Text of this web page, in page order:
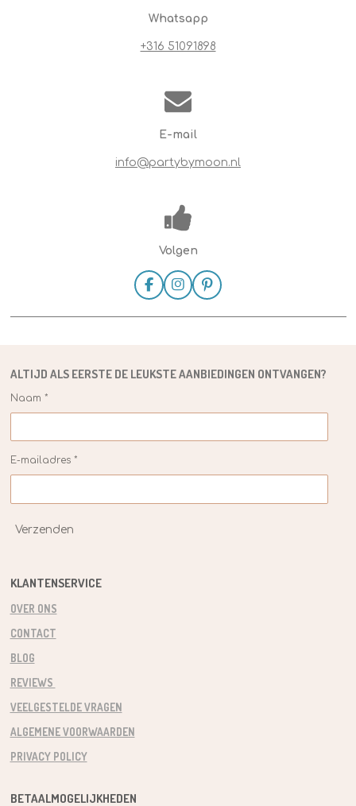
Whatsapp
+316 51091898
E-mail
info@partybymoon.nl
Volgen
F
a
c
k
I
n
s
a
P
i
n
s
ALTIJD ALS EERSTE DE LEUKSTEAANBIEDINGEN ONTVANGEN?
Naam *
E-mailadres *
Verzenden
KLANTENSERVICE
OVER ONS
CONTACT
BLOG
REVIEWS
VEELGESTELDE VRAGEN
ALGEMENE VOORWAARDEN
PRIVACY POLICY
BETAALMOGELIJKHEDEN